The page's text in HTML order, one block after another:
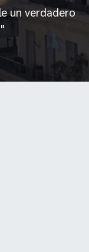
un verdadero